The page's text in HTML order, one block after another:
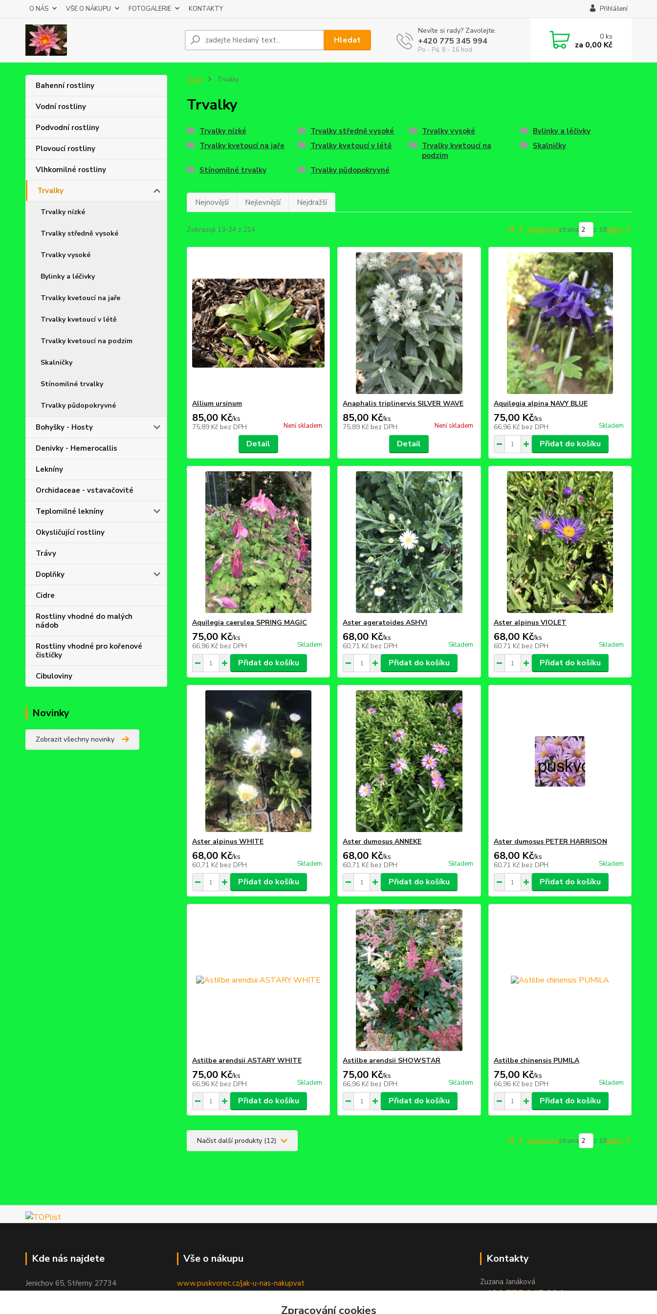
O NÁS VŠE O NÁKUPU FOTOGALERIE KONTAKTY Přihlášení
Hledat
Nevíte si rady? Zavolejte.
+420 775 345 994
Po - Pá, 8 - 16 hod
0ks
za 0,00 Kč
Bahenní rostliny
Vodní rostliny
Podvodní rostliny
Plovoucí rostliny
Vlhkomilné rostliny
Trvalky
Trvalky nízké
Trvalky středně vysoké
Trvalky vysoké
Bylinky a léčivky
Trvalky kvetoucí na jaře
Trvalky kvetoucí v létě
Trvalky kvetoucí na podzim
Skalničky
Stínomilné trvalky
Trvalky půdopokryvné
Bohyšky - Hosty
Denivky - Hemerocallis
Lekníny
Orchidaceae - vstavačovité
Teplomilné lekníny
Okysličující rostliny
Trávy
Doplňky
Cidre
Rostliny vhodné do malých
nádob
Rostliny vhodné pro kořenové
čističky
Cibuloviny
Novinky
Zobrazit všechny novinky
Úvod Trvalky
Trvalky
Trvalky nízké Trvalky středně vysoké Trvalky vysoké
Bylinky a léčivky
Trvalky kvetoucí na jaře
Trvalky kvetoucí v létě
Trvalky kvetoucí na
podzim
Skalničky
Stínomilné trvalky Trvalky půdopokryvné
Nejnovější Nejlevnější Nejdražší
Zobrazuji 13-24 z 214 předchozístrana z 18další
Allium ursinum
85,00 Kč/ks
75,89 Kč bez DPH Není skladem
Detail
Anaphalis triplinervis SILVER WAVE
85,00 Kč/ks
75,89 Kč bez DPH Není skladem
Detail
Aquilegia alpina NAVY BLUE
75,00 Kč/ks
66,96 Kč bez DPH Skladem
Přidat do košíku
Aquilegia caerulea SPRING MAGIC
75,00 Kč/ks
66,96 Kč bez DPH Skladem
Přidat do košíku
Aster ageratoides ASHVI
68,00 Kč/ks
60,71 Kč bez DPH Skladem
Přidat do košíku
Aster alpinus VIOLET
68,00 Kč/ks
60,71 Kč bez DPH Skladem
Přidat do košíku
Aster alpinus WHITE
68,00 Kč/ks
60,71 Kč bez DPH Skladem
Přidat do košíku
Aster dumosus ANNEKE
68,00 Kč/ks
60,71 Kč bez DPH Skladem
Přidat do košíku
Aster dumosus PETER HARRISON
68,00 Kč/ks
60,71 Kč bez DPH Skladem
Přidat do košíku
Astilbe arendsii ASTARY WHITE
75,00 Kč/ks
66,96 Kč bez DPH Skladem
Přidat do košíku
Astilbe arendsii SHOWSTAR
75,00 Kč/ks
66,96 Kč bez DPH Skladem
Přidat do košíku
Astilbe chinensis PUMILA
75,00 Kč/ks
66,96 Kč bez DPH Skladem
Přidat do košíku
Načíst další produkty (12) předchozístrana z 18další
Kde nás najdete
Jenichov 65, Střemy 27734
Vše o nákupu
www.puskvorec.cz/jak-u-nas-nakupvat
Kontakty
Zuzana Janáková
+420 775 345 994
Zpracování cookies